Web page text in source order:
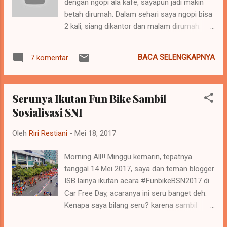
gilanya bareng, begonya super bareng,
petakilanlah pokoknya temen breksperimen,
dikarenakan dulu pacar ku mantan ku gak
Huft Nahhh sekarang I have new partner in
sekantor ku di kantor yang lama, ...
betah dirumah. Dalam sehari saya ngopi bisa
2 kali, siang dikantor dan malam dirumah.
lelah setelah kerja seharian. Dalam seminggu
saya cukup membutuhkan10 kapsul pintar,
aneka rasanya, apalagi kalau akhir pekan
saya me time dirumah, enaknya berkreasi
banyak rasanya loh, tiap rasa bisa mewakili
saatsaya lagi ngerasa bosan dan butuh
minum minuman dingin, nah saya sih
cocoknya minum ice Nestea
peach,Minumancampuran teh dan buah
persik.Aroma buah persiknyabisa
7 komentar BACA SELENGKAPNYA
Serunya Ikutan Fun Bike Sambil
Sosialisasi SNI
Oleh Riri Restiani - Mei 18, 2017
Morning All!! Minggu kemarin, tepatnya
tanggal 14 Mei 2017, saya dan teman blogger
ISB lainya ikutan acara #FunbikeBSN2017 di
Car Free Day, acaranya ini seru banget deh.
Kenapa saya bilang seru? karena sambil